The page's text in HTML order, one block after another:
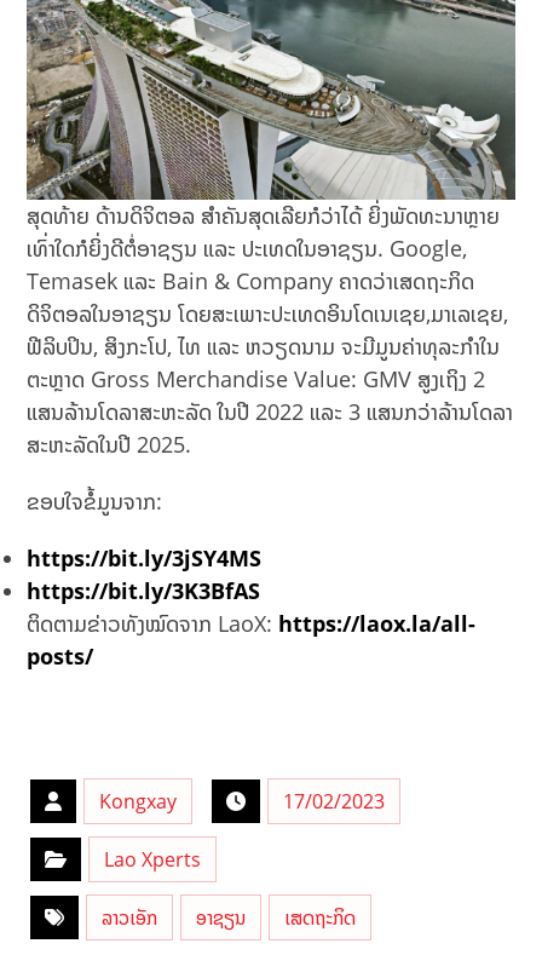
ສຸດທ້າຍ ດ້ານດິຈິຕອລ ສຳຄັນສຸດເລີຍກໍວ່າໄດ້ ຍິ່ງພັດທະນາຫຼາຍ
ເທົ່າໃດກໍຍິ່ງດີຕໍ່ອາຊຽນ ແລະ ປະເທດໃນອາຊຽນ. Google,
Temasek ແລະ Bain & Company ຄາດວ່າເສດຖະກິດ
ດິຈິຕອລໃນອາຊຽນ ໂດຍສະເພາະປະເທດອິນໂດເນເຊຍ,​ມາເລເຊຍ,
ຟີລິບປິນ, ສິງກະໂປ, ໄທ ແລະ ຫວຽດນາມ ຈະມີມູນຄ່າທຸລະກຳໃນ
ຕະຫຼາດ Gross Merchandise Value: GMV ສູງເຖິງ 2
ແສນລ້ານໂດລາສະຫະລັດ ໃນປີ 2022 ແລະ 3 ແສນກວ່າລ້ານໂດລາ
ສະຫະລັດໃນປີ 2025.
ຂອບໃຈຂໍ້ມູນຈາກ:
https://bit.ly/3jSY4MS
https://bit.ly/3K3BfAS
ຕິດຕາມຂ່າວທັງໝົດຈາກ LaoX: https://laox.la/all-
posts/
Kongxay 17/02/2023
Lao Xperts
ລາວເອັກ ອາຊຽນ ເສດຖະກິດ